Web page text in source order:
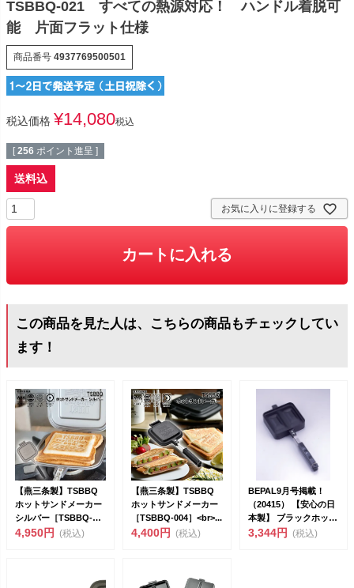
TSBBQ-021 すべての熱源対応！ ハンドル着脱可
能 片面フラット仕様
商品番号 4937769500501
税込価格 ¥14,080税込
[ 256 ポイント進呈 ]
送料込
お気に入りに登録する
カートに入れる
この商品を見た人は、こちらの商品もチェックしてい
ます！
【燕三条製】TSBBQ
ホットサンドメーカー
シルバー［TSBBQ-
007］<b...
4,950円 (税込)
【燕三条製】TSBBQ
ホットサンドメーカー
［TSBBQ-004］<br>...
4,400円 (税込)
BEPAL9月号掲載！
（20415） 【安心の日
本製】 ブラックホット
サンドメーカー...
3,344円 (税込)